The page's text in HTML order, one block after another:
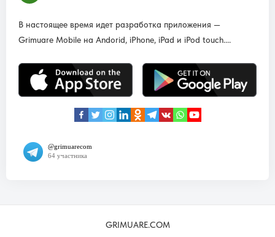
В настоящее время идет разработка приложения —
Grimuare Mobile на Andorid, iPhone, iPad и iPod touch....
GRIMUARE.COM